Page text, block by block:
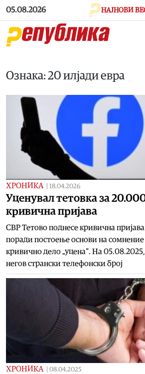
Skip to main content
05.08.2026 НАЈНОВИ
Ознака: 20 илјади евра
ХРОНИКА 18.04.2026
Уценувал тетовка за
кривична пријава
СВР Тетово поднесе кривична
поради постоење основи на сомнение
кривично дело „уцена“. На
негов странски телефонски број
ХРОНИКА 08.04.2025